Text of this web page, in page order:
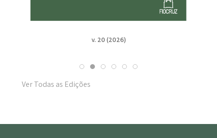
v. 19 n. Suppl. 1 (2025)
Ver Todas as Edições